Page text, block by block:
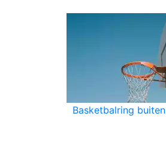
Basketbalring buiten